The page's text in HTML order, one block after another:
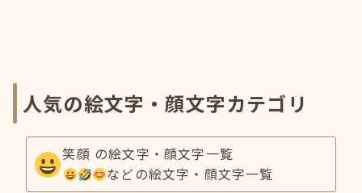
人気の絵文字・顔文字カテゴリ
笑顔 の絵文字・顔文字一覧
などの絵文字・顔文字一覧